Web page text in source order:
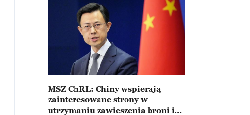
MSZ ChRL: Chiny wspierają
zainteresowane strony w
utrzymaniu zawieszenia broni i